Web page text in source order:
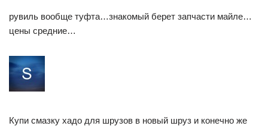
рувиль вообще туфта…знакомый берет запчасти майле…
цены средние…
Купи смазку хадо для шрузов в новый шруз и конечно же